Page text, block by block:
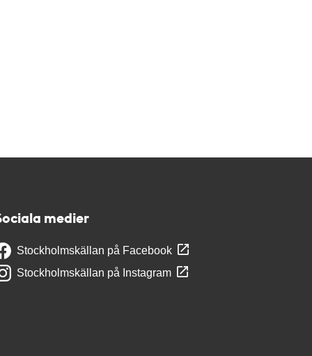
medier
Stockholmskällan på Facebook
Stockholmskällan på Instagram